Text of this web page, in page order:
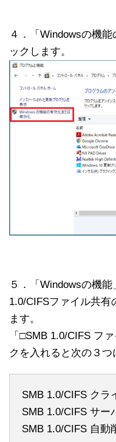
４．「Windowsの機
ックします。
５．「Windowsの機
1.0/CIFSファイル共
ます。
「□SMB 1.0/CIFS フ
クを入れると次の３つ
SMB 1.0/CIFS クラ
SMB 1.0/CIFS サー
SMB 1.0/CIFS 自動